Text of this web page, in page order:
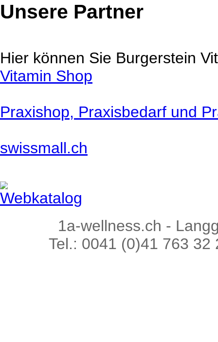
Unsere Partner
Hier können Sie Burgerstein
Vitamin Shop
Praxishop, Praxisbedarf und
swissmall.ch
Webkatalog
1a-wellness.ch -
Tel.: 0041 (0)41 763